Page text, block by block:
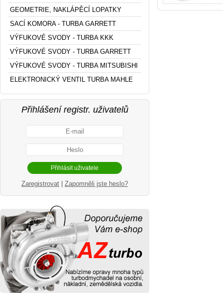
GEOMETRIE, NAKLÁPĚCÍ LOPATKY
SACÍ KOMORA - TURBA GARRETT
VÝFUKOVÉ SVODY - TURBA KKK
VÝFUKOVÉ SVODY - TURBA GARRETT
VÝFUKOVÉ SVODY - TURBA MITSUBISHI
ELEKTRONICKÝ VENTIL TURBA MAHLE
Přihlášení registr. uživatelů
Zaregistrovat Zapomněli jste heslo?